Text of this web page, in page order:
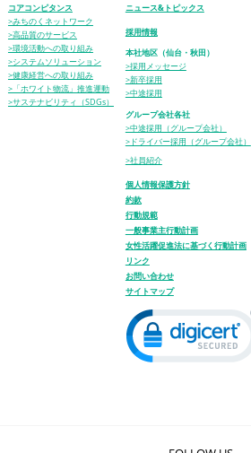
コアコンピタンス
>みちのくネットワーク
>高品質のサービス
>環境活動への取り組み
>システムソリューション
>健康経営への取り組み
>「ホワイト物流」推進運動
>サステナビリティ（SDGs）
ニュース&トピックス
採用情報
本社地区（仙台・秋田）
>採用メッセージ
>新卒採用
>中途採用
グループ会社各社
>中途採用（グループ会社）
>ドライバー採用（グループ会社）
>社員紹介
個人情報保護方針
約款
行動規範
一般事業主行動計画
女性活躍促進法に基づく行動計画
リンク
お問い合わせ
サイトマップ